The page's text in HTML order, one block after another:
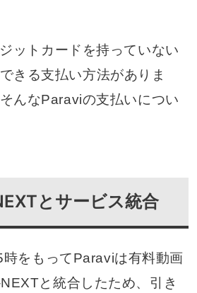
ットカードを持っていない
きる支払い方法がありま
んなParaviの支払いについ
とサービス統合
をもってParaviは有料動画
と統合したため、引き